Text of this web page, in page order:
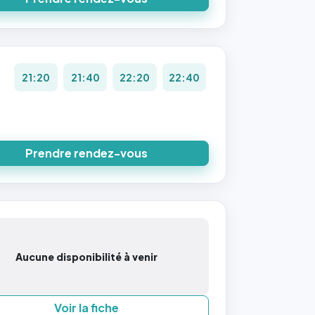
21:20 21:40 22:20 22:40
Prendre rendez-vous
Aucune disponibilité à venir
Voir la fiche